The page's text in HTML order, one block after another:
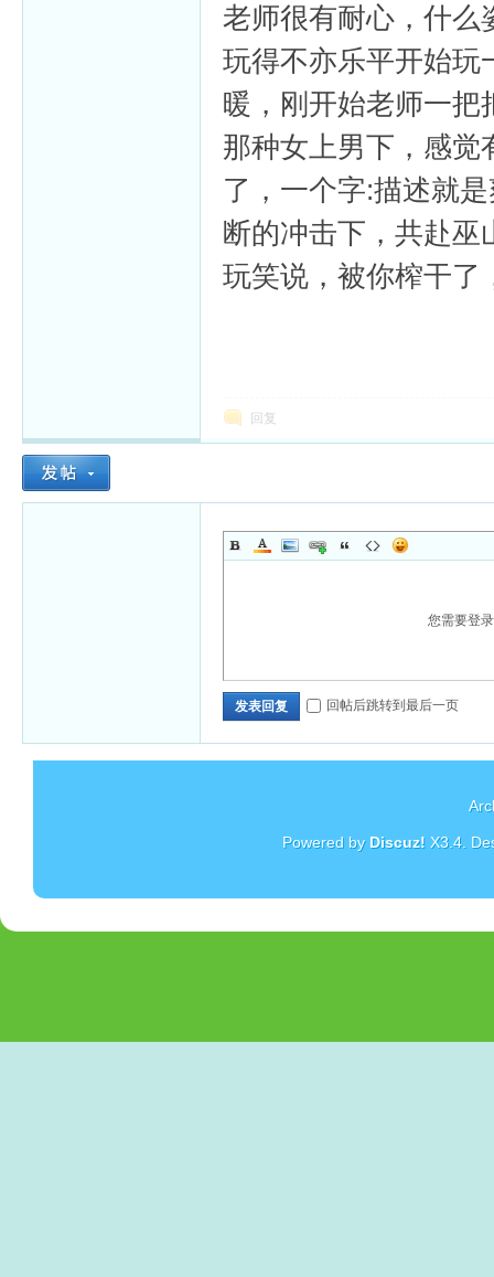
老师很有耐心，什么
玩得不亦乐平开始玩
暖，刚开始老师一把
那种女上男下，感觉
了，一个字:描述就
断的冲击下，共赴
玩笑说，被你榨干了
回复
您需要登
发表回复 回帖后跳转到最后一页
Powered by Discuz! X3.4.